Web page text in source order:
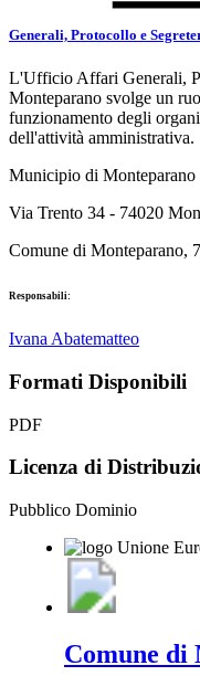
Generali, Protocollo e
L'Ufficio Affari Generali,
Monteparano svolge un
funzionamento degli
dell'attività amministrativa.
Municipio di Monteparano
Via Trento 34 - 74020
Comune di Monteparano,
Responsabili:
Ivana Abatematteo
Formati Disponibili
PDF
Licenza di
Pubblico Dominio
Comune di